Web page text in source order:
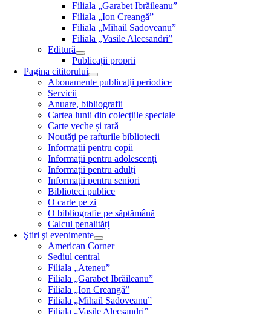
Filiala „Garabet Ibrăileanu”
Filiala „Ion Creangă”
Filiala „Mihail Sadoveanu”
Filiala „Vasile Alecsandri”
Editură
Publicații proprii
Pagina cititorului
Abonamente publicaţii periodice
Servicii
Anuare, bibliografii
Cartea lunii din colecțiile speciale
Carte veche și rară
Noutăţi pe rafturile bibliotecii
Informații pentru copii
Informații pentru adolescenți
Informații pentru adulți
Informații pentru seniori
Biblioteci publice
O carte pe zi
O bibliografie pe săptămână
Calcul penalități
Ştiri şi evenimente
American Corner
Sediul central
Filiala „Ateneu”
Filiala „Garabet Ibrăileanu”
Filiala „Ion Creangă”
Filiala „Mihail Sadoveanu”
Filiala „Vasile Alecsandri”